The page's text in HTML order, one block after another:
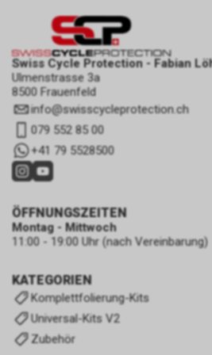
Swiss Cycle Protection - Fabian
Ulmenstrasse 3a
8500 Frauenfeld
info@swisscycleprotection.ch
079 552 85 00
+41 79 5528500
KATEGORIEN
Komplettfolierung-Kits
Universal-Kits V2
Zubehör
ÖFFNUNGSZEITEN
Montag - Mittwoch
11:00 - 19:00 Uhr (nach Vereinbarung)